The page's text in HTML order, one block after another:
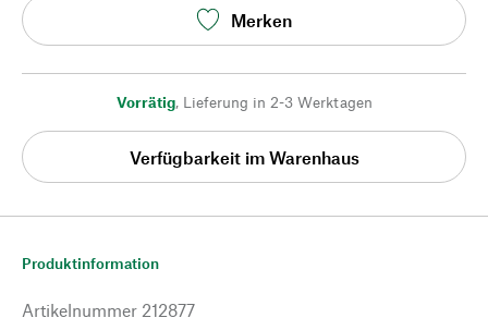
Merken
Vorrätig, Lieferung in 2-3 Werktagen
Verfügbarkeit im Warenhaus
Produktinformation
Artikelnummer 212877